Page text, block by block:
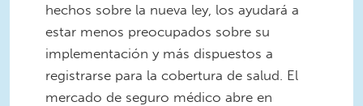
hechos sobre la nueva ley, los ayudará a
estar menos preocupados sobre su
implementación y más dispuestos a
registrarse para la cobertura de salud. El
mercado de seguro médico abre en